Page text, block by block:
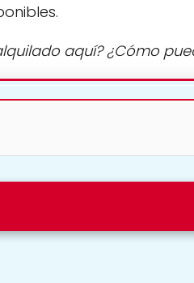
aquí? ¿Cómo